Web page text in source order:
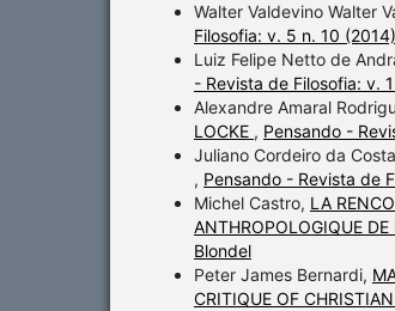
Walter Valdevino Walter
Filosofia: v. 5 n. 10
Luiz Felipe Netto de
- Revista de Filosofia: v.
Alexandre Amaral
LOCKE , Pensando -
Juliano Cordeiro da
, Pensando - Revista de
Michel Castro, LA
ANTHROPOLOGIQUE
Blondel
Peter James Bernardi,
CRITIQUE OF